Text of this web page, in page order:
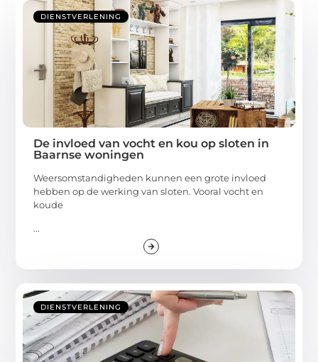
DIENSTVERLENING
De invloed van vocht en kou op sloten in
Baarnse woningen
Weersomstandigheden kunnen een grote invloed
hebben op de werking van sloten. Vooral vocht en
koude
...
DIENSTVERLENING